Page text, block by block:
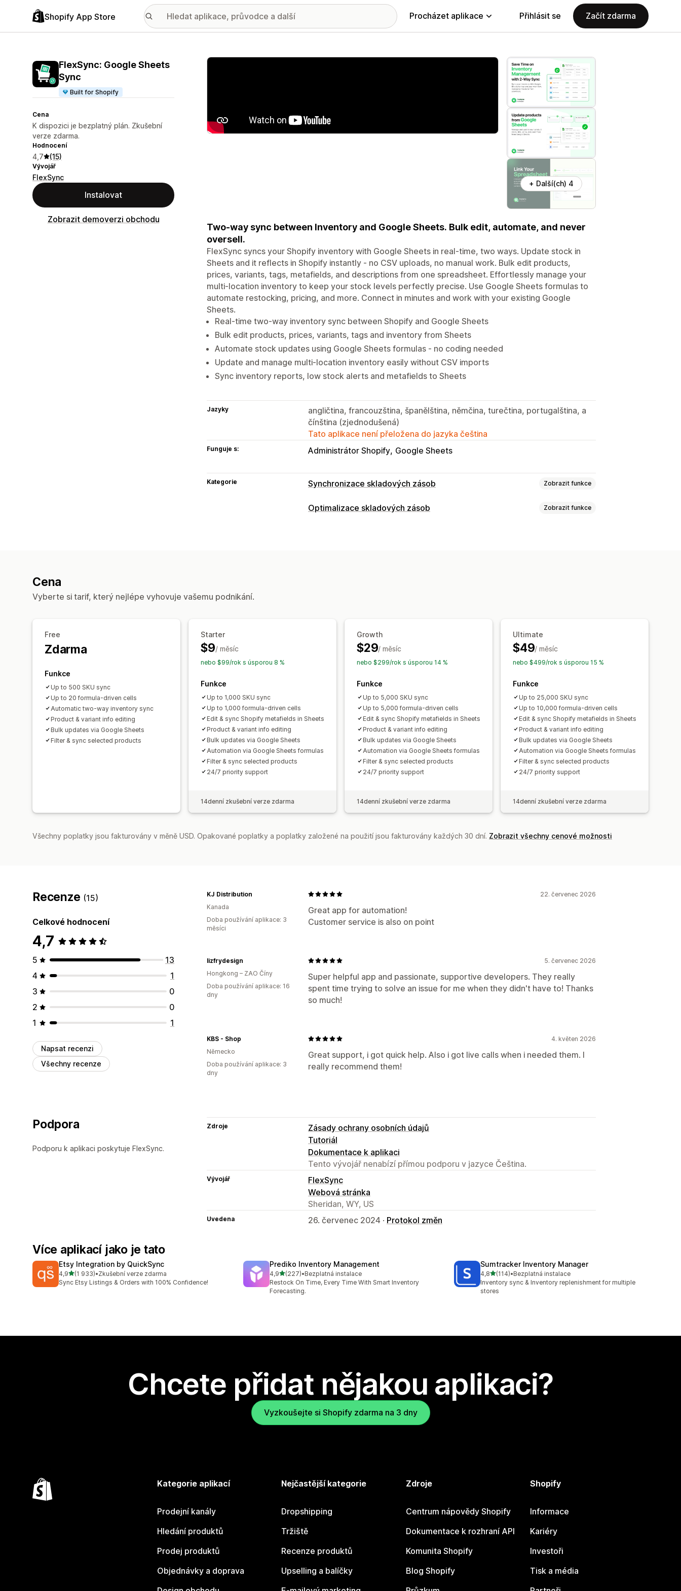
Shopify App Store Procházet aplikace Přihlásit se Začít zdarma
FlexSync: Google Sheets
Sync
Built for Shopify
Cena
K dispozici je bezplatný plán. Zkušební
verze zdarma.
Hodnocení
4,7 (15)
Vývojář
FlexSync
Instalovat
Zobrazit demoverzi obchodu
Galerie propagovaných obrázků
+ Další(ch) 4
Two-way sync between Inventory and Google Sheets. Bulk edit, automate, and never
oversell.
FlexSync syncs your Shopify inventory with Google Sheets in real-time, two ways. Update stock in
Sheets and it reflects in Shopify instantly - no CSV uploads, no manual work. Bulk edit products,
prices, variants, tags, metafields, and descriptions from one spreadsheet. Effortlessly manage your
multi-location inventory to keep your stock levels perfectly precise. Use Google Sheets formulas to
automate restocking, pricing, and more. Connect in minutes and work with your existing Google
Sheets.
Real-time two-way inventory sync between Shopify and Google Sheets
Bulk edit products, prices, variants, tags and inventory from Sheets
Automate stock updates using Google Sheets formulas - no coding needed
Update and manage multi-location inventory easily without CSV imports
Sync inventory reports, low stock alerts and metafields to Sheets
Jazyky
angličtina, francouzština, španělština, němčina, turečtina, portugalština, a
čínština (zjednodušená)
Tato aplikace není přeložena do jazyka čeština
Funguje s: Administrátor Shopify Google Sheets
Kategorie Synchronizace skladových zásob Zobrazit funkce
Typ synchronizace
Optimalizace skladových zásob Zobrazit funkce
Cena
Vyberte si tarif, který nejlépe vyhovuje vašemu podnikání.
Free
Zdarma
Funkce
Up to 500 SKU sync
Up to 20 formula-driven cells
Automatic two-way inventory sync
Product & variant info editing
Bulk updates via Google Sheets
Filter & sync selected products
Starter
$9/ měsíc
nebo $99/rok s úsporou 8 %
Funkce
Up to 1,000 SKU sync
Up to 1,000 formula-driven cells
Edit & sync Shopify metafields in Sheets
Product & variant info editing
Bulk updates via Google Sheets
Automation via Google Sheets formulas
Filter & sync selected products
24/7 priority support
14denní zkušební verze zdarma
Growth
$29/ měsíc
nebo $299/rok s úsporou 14 %
Funkce
Up to 5,000 SKU sync
Up to 5,000 formula-driven cells
Edit & sync Shopify metafields in Sheets
Product & variant info editing
Bulk updates via Google Sheets
Automation via Google Sheets formulas
Filter & sync selected products
24/7 priority support
14denní zkušební verze zdarma
Ultimate
$49/ měsíc
nebo $499/rok s úsporou 15 %
Funkce
Up to 25,000 SKU sync
Up to 10,000 formula-driven cells
Edit & sync Shopify metafields in Sheets
Product & variant info editing
Bulk updates via Google Sheets
Automation via Google Sheets formulas
Filter & sync selected products
24/7 priority support
14denní zkušební verze zdarma
Všechny poplatky jsou fakturovány v měně USD. Opakované poplatky a poplatky založené na použití jsou fakturovány každých 30 dní. Zobrazit všechny cenové možnosti
Recenze (15)
Celkové hodnocení
4,7
5
13
4
1
3
0
2
0
1
1
Napsat recenzi
Všechny recenze
22. červenec 2026
Great app for automation!
Customer service is also on point
KJ Distribution
Kanada
Doba používání aplikace: 3
měsíci
5. červenec 2026
Super helpful app and passionate, supportive developers. They really
spent time trying to solve an issue for me when they didn't have to! Thanks
so much!
lizfrydesign
Hongkong – ZAO Číny
Doba používání aplikace: 16
dny
4. květen 2026
Great support, i got quick help. Also i got live calls when i needed them. I
really recommend them!
KBS - Shop
Německo
Doba používání aplikace: 3
dny
Podpora
Podporu k aplikaci poskytuje FlexSync.
Zdroje
Zásady ochrany osobních údajů
Tutoriál
Dokumentace k aplikaci
Tento vývojář nenabízí přímou podporu v jazyce Čeština.
Vývojář
FlexSync
Webová stránka
Sheridan, WY, US
Uvedena 26. červenec 2024 · Protokol změn
Více aplikací jako je tato
Etsy Integration by QuickSync
4,9z 5 hvězd
(1 933)
Celkový počet recenzí: 1933
•Zkušební verze zdarma
Sync Etsy Listings & Orders with 100% Confidence!
Prediko Inventory Management
4,9z 5 hvězd
(227)
Celkový počet recenzí: 227
•Bezplatná instalace
Restock On Time, Every Time With Smart Inventory
Forecasting.
Sumtracker Inventory Manager
4,8z 5 hvězd
(114)
Celkový počet recenzí: 114
•Bezplatná instalace
Inventory sync & Inventory replenishment for multiple
stores
Chcete přidat nějakou aplikaci?
Vyzkoušejte si Shopify zdarma na 3 dny
Kategorie aplikací
Prodejní kanály
Hledání produktů
Prodej produktů
Objednávky a doprava
Nejčastější kategorie
Dropshipping
Tržiště
Recenze produktů
Upselling a balíčky
Zdroje
Centrum nápovědy Shopify
Dokumentace k rozhraní API
Komunita Shopify
Blog Shopify
Shopify
Informace
Kariéry
Investoři
Tisk a média